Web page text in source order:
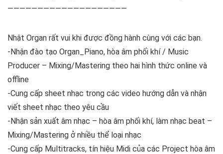
————————————————————
Nhật Organ rất vui khi được đồng hành cùng với các bạn.
-Nhận đào tạo Organ_Piano, hòa âm phối khí / Music
Producer – Mixing/Mastering theo hai hình thức online và
offline
-Cung cấp sheet nhạc trong các video hướng dẫn và nhận
viết sheet nhạc theo yêu cầu
-Nhận sản xuất âm nhạc – hòa âm phối khí, làm nhạc beat –
Mixing/Mastering ở nhiều thể loại nhạc
-Cung cấp Multitracks, tín hiệu Midi của các Project hòa âm